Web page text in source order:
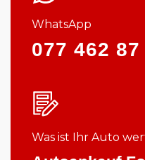
WhatsApp
077 462 87
Was ist Ihr Auto